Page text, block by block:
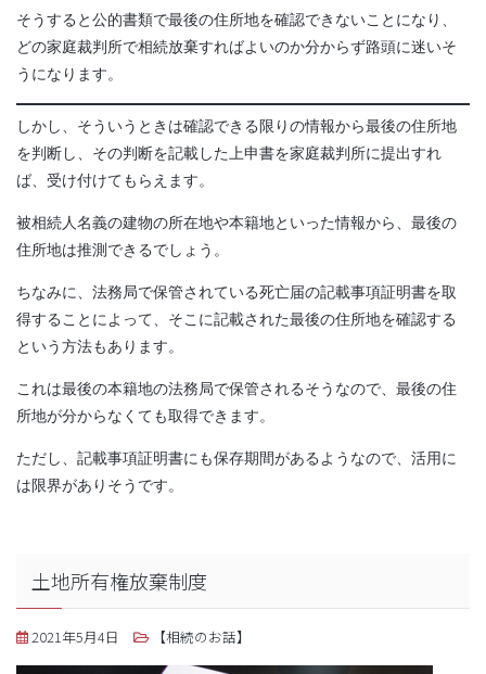
そうすると公的書類で最後の住所地を確認できないことになり、
どの家庭裁判所で相続放棄すればよいのか分からず路頭に迷いそ
うになります。
しかし、そういうときは確認できる限りの情報から最後の住所地
を判断し、その判断を記載した上申書を家庭裁判所に提出すれ
ば、受け付けてもらえます。
被相続人名義の建物の所在地や本籍地といった情報から、最後の
住所地は推測できるでしょう。
ちなみに、法務局で保管されている死亡届の記載事項証明書を取
得することによって、そこに記載された最後の住所地を確認する
という方法もあります。
これは最後の本籍地の法務局で保管されるそうなので、最後の住
所地が分からなくても取得できます。
ただし、記載事項証明書にも保存期間があるようなので、活用に
は限界がありそうです。
土地所有権放棄制度
2021年5月4日 【相続のお話】